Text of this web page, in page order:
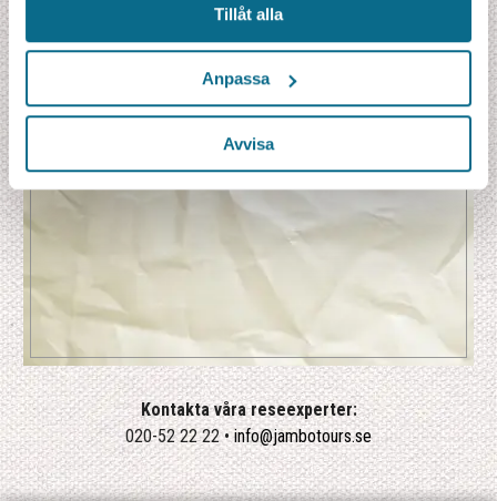
Tillåt alla
Anpassa
Avvisa
Kontakta våra reseexperter:
020-52 22 22 •info@jambotours.se